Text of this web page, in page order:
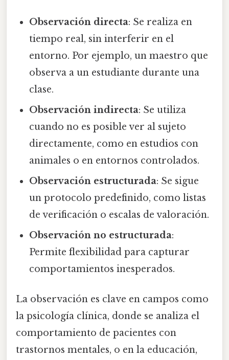
Observación directa: Se realiza en
tiempo real, sin interferir en el
entorno. Por ejemplo, un maestro que
observa a un estudiante durante una
clase.
Observación indirecta: Se utiliza
cuando no es posible ver al sujeto
directamente, como en estudios con
animales o en entornos controlados.
Observación estructurada: Se sigue
un protocolo predefinido, como listas
de verificación o escalas de valoración.
Observación no estructurada:
Permite flexibilidad para capturar
comportamientos inesperados.
La observación es clave en campos como
la psicología clínica, donde se analiza el
comportamiento de pacientes con
trastornos mentales, o en la educación,